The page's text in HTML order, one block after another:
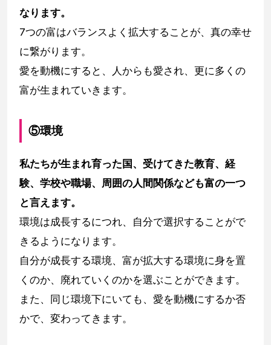
なります。
7つの富はバランスよく拡大することが、真の幸せ
に繋がります。
愛を動機にすると、人からも愛され、更に多くの
富が生まれていきます。
⑤環境
私たちが生まれ育った国、受けてきた教育、経
験、学校や職場、周囲の人間関係なども富の一つ
と言えます。
環境は成長するにつれ、自分で選択することがで
きるようになります。
自分が成長する環境、富が拡大する環境に身を置
くのか、廃れていくのかを選ぶことができます。
また、同じ環境下にいても、愛を動機にするか否
かで、変わってきます。